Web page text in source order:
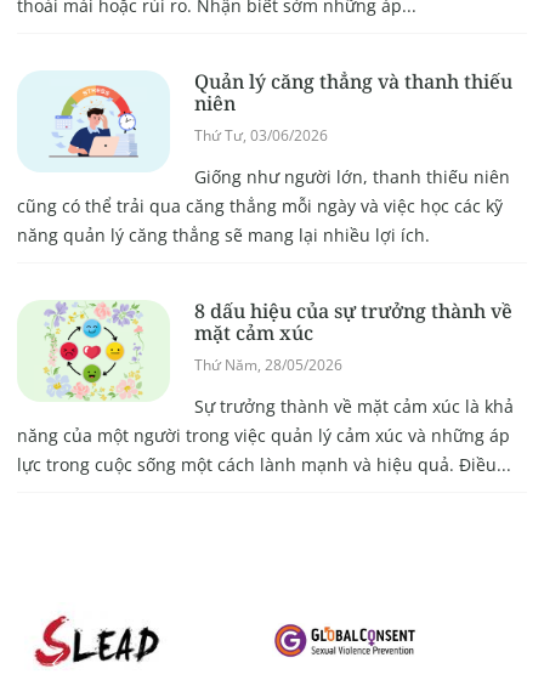
thoải mái hoặc rủi ro. Nhận biết sớm những áp...
Quản lý căng thẳng và thanh thiếu
niên
Thứ Tư, 03/06/2026
Giống như người lớn, thanh thiếu niên
cũng có thể trải qua căng thẳng mỗi ngày và việc học các kỹ
năng quản lý căng thẳng sẽ mang lại nhiều lợi ích.
8 dấu hiệu của sự trưởng thành về
mặt cảm xúc
Thứ Năm, 28/05/2026
Sự trưởng thành về mặt cảm xúc là khả
năng của một người trong việc quản lý cảm xúc và những áp
lực trong cuộc sống một cách lành mạnh và hiệu quả. Điều...